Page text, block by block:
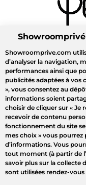
Showroomprive.com
d’analyser la navigation,
performances ainsi que
publicités adaptées à vos
», vous consentez au
informations soient
choisir de cliquer sur « Je
recevoir de contenu
fonctionnement du site
mes choix » vous pourrez
d’informations. Vous
tout moment (à partir de
savoir plus sur la collecte
sont utilisées rendez-vous